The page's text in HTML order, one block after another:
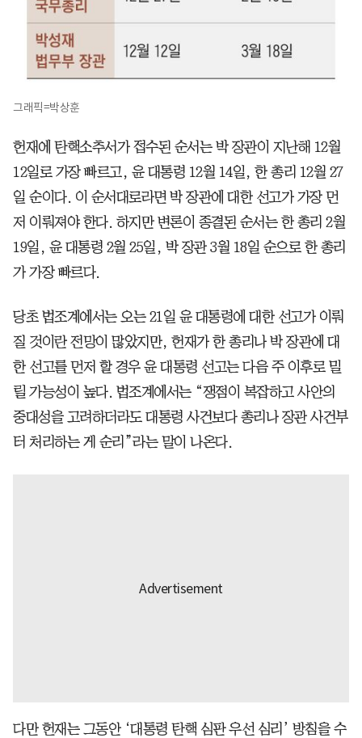
그래픽=박상훈
헌재에 탄핵소추서가 접수된 순서는 박 장관이 지난해 12월
12일로 가장 빠르고, 윤 대통령 12월 14일, 한 총리 12월 27
일 순이다. 이 순서대로라면 박 장관에 대한 선고가 가장 먼
저 이뤄져야 한다. 하지만 변론이 종결된 순서는 한 총리 2월
19일, 윤 대통령 2월 25일, 박 장관 3월 18일 순으로 한 총리
가 가장 빠르다.
당초 법조계에서는 오는 21일 윤 대통령에 대한 선고가 이뤄
질 것이란 전망이 많았지만, 헌재가 한 총리나 박 장관에 대
한 선고를 먼저 할 경우 윤 대통령 선고는 다음 주 이후로 밀
릴 가능성이 높다. 법조계에서는 “쟁점이 복잡하고 사안의
중대성을 고려하더라도 대통령 사건보다 총리나 장관 사건부
터 처리하는 게 순리”라는 말이 나온다.
다만 헌재는 그동안 ‘대통령 탄핵 심판 우선 심리’ 방침을 수